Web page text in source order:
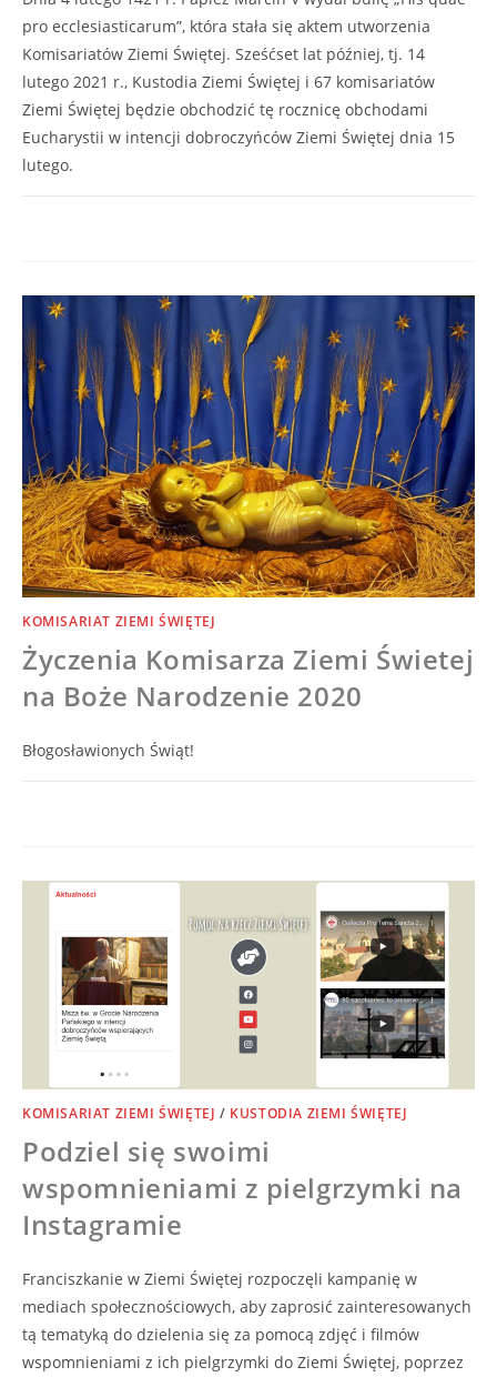
pro ecclesiasticarum”, która stała się aktem utworzenia
Komisariatów Ziemi Świętej. Sześćset lat później, tj. 14
lutego 2021 r., Kustodia Ziemi Świętej i 67 komisariatów
Ziemi Świętej będzie obchodzić tę rocznicę obchodami
Eucharystii w intencji dobroczyńców Ziemi Świętej dnia 15
lutego.
KOMISARIAT ZIEMI ŚWIĘTEJ
Życzenia Komisarza Ziemi Świetej
na Boże Narodzenie 2020
Błogosławionych Świąt!
KOMISARIAT ZIEMI ŚWIĘTEJ / KUSTODIA ZIEMI ŚWIĘTEJ
Podziel się swoimi
wspomnieniami z pielgrzymki na
Instagramie
Franciszkanie w Ziemi Świętej rozpoczęli kampanię w
mediach społecznościowych, aby zaprosić zainteresowanych
tą tematyką do dzielenia się za pomocą zdjęć i filmów
wspomnieniami z ich pielgrzymki do Ziemi Świętej, poprzez